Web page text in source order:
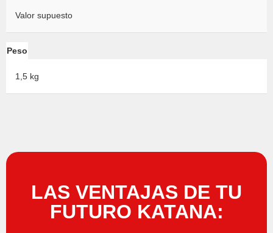
Valor supuesto
Peso
1,5 kg
LAS VENTAJAS DE TU
FUTURO KATANA: